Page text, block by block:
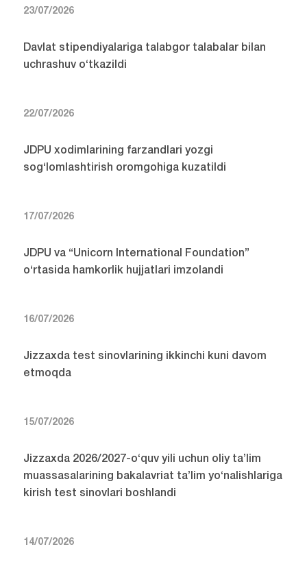
23/07/2026
Davlat stipendiyalariga talabgor talabalar bilan
uchrashuv o‘tkazildi
22/07/2026
JDPU xodimlarining farzandlari yozgi
sog‘lomlashtirish oromgohiga kuzatildi
17/07/2026
JDPU va “Unicorn International Foundation”
o‘rtasida hamkorlik hujjatlari imzolandi
16/07/2026
Jizzaxda test sinovlarining ikkinchi kuni davom
etmoqda
15/07/2026
Jizzaxda 2026/2027-o‘quv yili uchun oliy ta’lim
muassasalarining bakalavriat ta’lim yo‘nalishlariga
kirish test sinovlari boshlandi
14/07/2026